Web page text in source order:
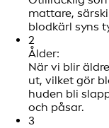
mattare,
blodkärl syns
2
Ålder:
När vi blir
ut, vilket gör
huden bli
och påsar.
3